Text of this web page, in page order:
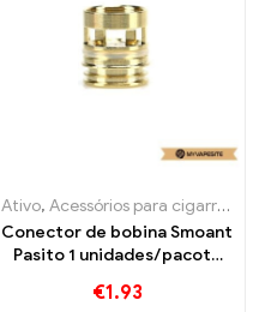
,Evaporador
Ativo, Acessórios para cigarros eletrônicos
Conector de bobina Smoant
Pasito 1 unidades/pacote
atacado丨Personalizado
€1.93